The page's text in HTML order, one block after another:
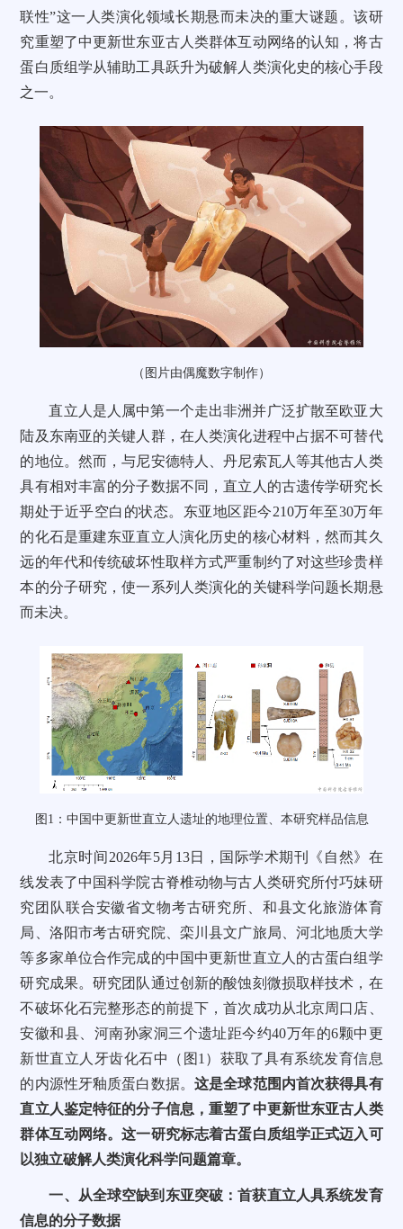
联性”这一人类演化领域长期悬而未决的重大谜题。该研
究重塑了中更新世东亚古人类群体互动网络的认知，将古
蛋白质组学从辅助工具跃升为破解人类演化史的核心手段
之一。
（图片由偶魔数字制作）
直立人是人属中第一个走出非洲并广泛扩散至欧亚大
陆及东南亚的关键人群，在人类演化进程中占据不可替代
的地位。然而，与尼安德特人、丹尼索瓦人等其他古人类
具有相对丰富的分子数据不同，直立人的古遗传学研究长
期处于近乎空白的状态。东亚地区距今210万年至30万年
的化石是重建东亚直立人演化历史的核心材料，然而其久
远的年代和传统破坏性取样方式严重制约了对这些珍贵样
本的分子研究，使一系列人类演化的关键科学问题长期悬
而未决。
图1：中国中更新世直立人遗址的地理位置、本研究样品信息
北京时间2026年5月13日，国际学术期刊《自然》在
线发表了中国科学院古脊椎动物与古人类研究所付巧妹研
究团队联合安徽省文物考古研究所、和县文化旅游体育
局、洛阳市考古研究院、栾川县文广旅局、河北地质大学
等多家单位合作完成的中国中更新世直立人的古蛋白组学
研究成果。研究团队通过创新的酸蚀刻微损取样技术，在
不破坏化石完整形态的前提下，首次成功从北京周口店、
安徽和县、河南孙家洞三个遗址距今约40万年的6颗中更
新世直立人牙齿化石中（图1）获取了具有系统发育信息
的内源性牙釉质蛋白数据。 这是全球范围内首次获得具有
直立人鉴定特征的分子信息，重塑了中更新世东亚古人类
群体互动网络。这一研究标志着古蛋白质组学正式迈入可
以独立破解人类演化科学问题篇章。
一、从全球空缺到东亚突破：首获直立人具系统发育
信息的分子数据